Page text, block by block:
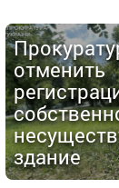
отменить
здание